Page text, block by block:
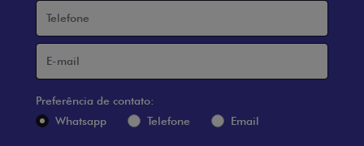
Preferência de contato:
Whatsapp
Telefone Email